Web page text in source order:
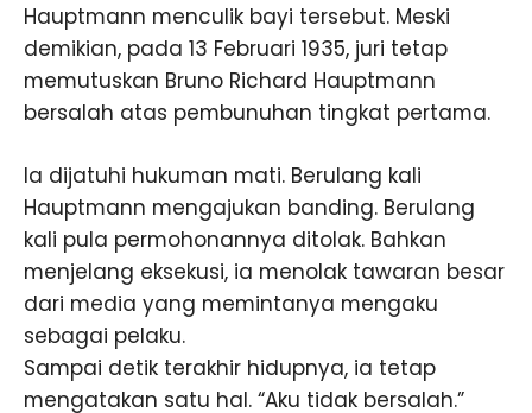
Hauptmann menculik bayi tersebut. Meski
demikian, pada 13 Februari 1935, juri tetap
memutuskan Bruno Richard Hauptmann
bersalah atas pembunuhan tingkat pertama.
Ia dijatuhi hukuman mati. Berulang kali
Hauptmann mengajukan banding. Berulang
kali pula permohonannya ditolak. Bahkan
menjelang eksekusi, ia menolak tawaran besar
dari media yang memintanya mengaku
sebagai pelaku.
Sampai detik terakhir hidupnya, ia tetap
mengatakan satu hal. “Aku tidak bersalah.”